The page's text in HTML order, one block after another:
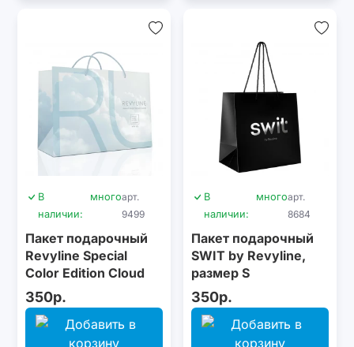
В
наличии:
многоарт.
9499
Пакет подарочный
Revyline Special
Color Edition Cloud
Dancer, размер М
350р.
В
наличии:
многоарт.
8684
Пакет подарочный
SWIT by Revyline,
размер S
350р.